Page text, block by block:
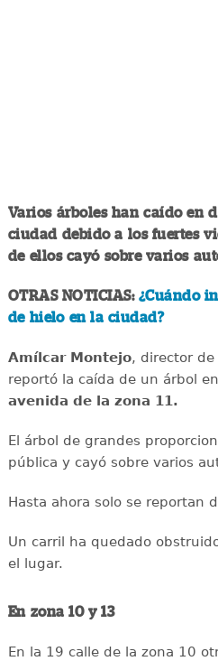
Varios árboles han caído en
ciudad debido a los fuertes
de ellos cayó sobre varios
OTRAS NOTICIAS: ¿Cuándo
de hielo en la ciudad?
Amílcar Montejo, director de
reportó la caída de un árbol
avenida de la zona 11.
El árbol de grandes
pública y cayó sobre varios
Hasta ahora solo se reportan
Un carril ha quedado
el lugar.
En zona 10 y 13
En la 19 calle de la zona 10